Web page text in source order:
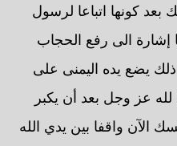
كونها اتباعا لرسول
إشارة الى رفع الحجاب
يضع يده اليمنى على
عز وجل بعد أن يكبر
الآن واقفا بين يدي الله